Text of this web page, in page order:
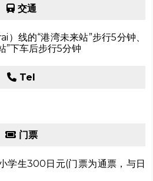
交通
线的“港湾未来站”步行5分钟、
”下车后步行5分钟
Tel
门票
学生300日元(门票为通票，与日